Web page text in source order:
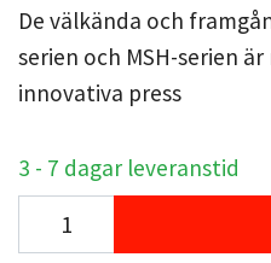
De välkända och
serien och MSH-serien
innovativa press
3 - 7 dagar leveranstid